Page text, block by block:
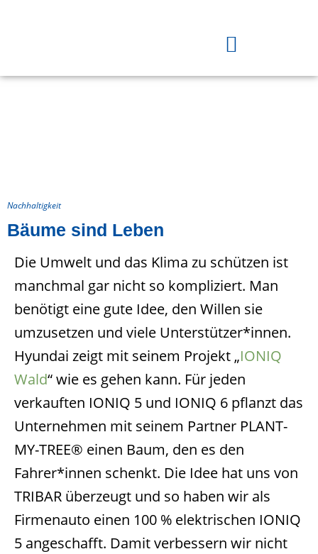
Nachhaltigkeit
Bäume sind Leben
Die Umwelt und das Klima zu schützen ist
manchmal gar nicht so kompliziert. Man
benötigt eine gute Idee, den Willen sie
umzusetzen und viele Unterstützer*innen.
Hyundai zeigt mit seinem Projekt „IONIQ
Wald“ wie es gehen kann. Für jeden
verkauften IONIQ 5 und IONIQ 6 pflanzt das
Unternehmen mit seinem Partner PLANT-
MY-TREE® einen Baum, den es den
Fahrer*innen schenkt. Die Idee hat uns von
TRIBAR überzeugt und so haben wir als
Firmenauto einen 100 % elektrischen IONIQ
5 angeschafft. Damit verbessern wir nicht